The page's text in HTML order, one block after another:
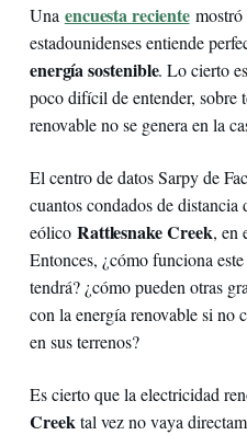
Una encuesta recientemostró
estadounidenses entiende
energía sostenible. Lo cierto
poco difícil de entender, sobre
renovable no se genera en la
El centro de datos Sarpy de
cuantos condados de distancia
eólico Rattlesnake Creek, en
Entonces, ¿cómo funciona
tendrá? ¿cómo pueden otras
con la energía renovable si no
en sus terrenos?
Es cierto que la electricidad
Creektal vez no vaya